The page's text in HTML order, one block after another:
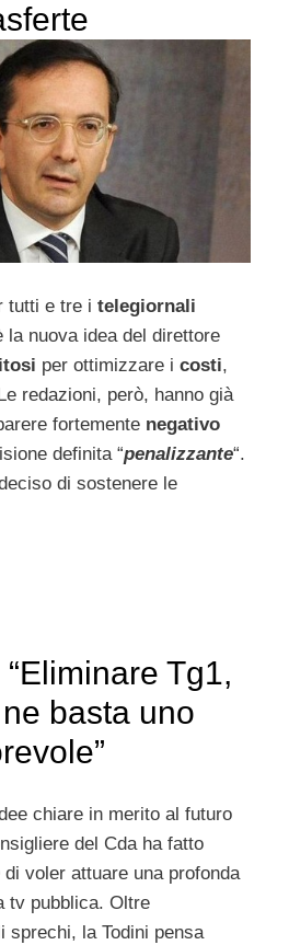
tutti e tre i telegiornali
la nuova idea del direttore
per ottimizzare i costi,
redazioni, però, hanno già
fortemente negativo
definita “penalizzante“.
di sostenere le
Tg1,
basta uno
chiare in merito al futuro
del Cda ha fatto
di voler attuare una profonda
tv pubblica. Oltre
sprechi, la Todini pensa